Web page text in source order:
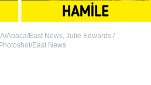
Abaca/East News, Julie Edwards /
East News